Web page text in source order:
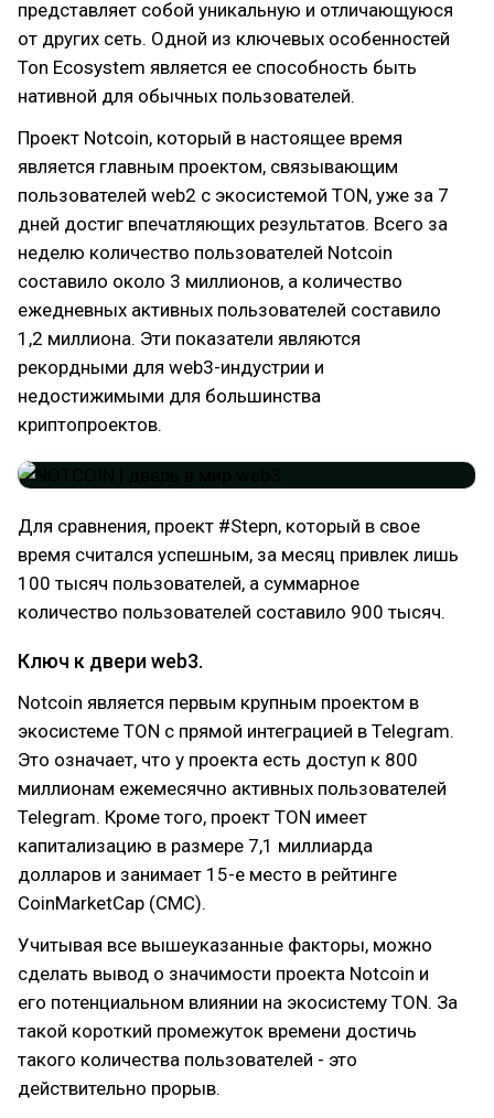
представляет собой уникальную и отличающуюся
от других сеть. Одной из ключевых особенностей
Ton Ecosystem является ее способность быть
нативной для обычных пользователей.
Проект Notcoin, который в настоящее время
является главным проектом, связывающим
пользователей web2 с экосистемой TON, уже за 7
дней достиг впечатляющих результатов. Всего за
неделю количество пользователей Notcoin
составило около 3 миллионов, а количество
ежедневных активных пользователей составило
1,2 миллиона. Эти показатели являются
рекордными для web3-индустрии и
недостижимыми для большинства
криптопроектов.
Для сравнения, проект #Stepn, который в свое
время считался успешным, за месяц привлек лишь
100 тысяч пользователей, а суммарное
количество пользователей составило 900 тысяч.
Ключ к двери web3.
Notcoin является первым крупным проектом в
экосистеме TON с прямой интеграцией в Telegram.
Это означает, что у проекта есть доступ к 800
миллионам ежемесячно активных пользователей
Telegram. Кроме того, проект TON имеет
капитализацию в размере 7,1 миллиарда
долларов и занимает 15-е место в рейтинге
CoinMarketCap (CMC).
Учитывая все вышеуказанные факторы, можно
сделать вывод о значимости проекта Notcoin и
его потенциальном влиянии на экосистему TON. За
такой короткий промежуток времени достичь
такого количества пользователей - это
действительно прорыв.